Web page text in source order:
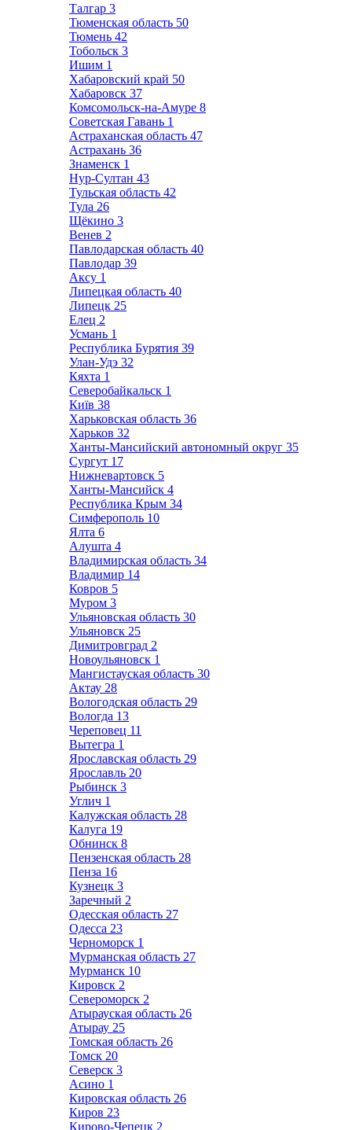
Талгар 3
Тюменская область 50
Тюмень 42
Тобольск 3
Ишим 1
Хабаровский край 50
Хабаровск 37
Комсомольск-на-Амуре 8
Советская Гавань 1
Астраханская область 47
Астрахань 36
Знаменск 1
Нур-Султан 43
Тульская область 42
Тула 26
Щёкино 3
Венев 2
Павлодарская область 40
Павлодар 39
Аксу 1
Липецкая область 40
Липецк 25
Елец 2
Усмань 1
Республика Бурятия 39
Улан-Удэ 32
Кяхта 1
Северобайкальск 1
Київ 38
Харьковская область 36
Харьков 32
Ханты-Мансийский автономный округ 35
Сургут 17
Нижневартовск 5
Ханты-Мансийск 4
Республика Крым 34
Симферополь 10
Ялта 6
Алушта 4
Владимирская область 34
Владимир 14
Ковров 5
Муром 3
Ульяновская область 30
Ульяновск 25
Димитровград 2
Новоульяновск 1
Мангистауская область 30
Актау 28
Вологодская область 29
Вологда 13
Череповец 11
Вытегра 1
Ярославская область 29
Ярославль 20
Рыбинск 3
Углич 1
Калужская область 28
Калуга 19
Обнинск 8
Пензенская область 28
Пенза 16
Кузнецк 3
Заречный 2
Одесская область 27
Одесса 23
Черноморск 1
Мурманская область 27
Мурманск 10
Кировск 2
Североморск 2
Атырауская область 26
Атырау 25
Томская область 26
Томск 20
Северск 3
Асино 1
Кировская область 26
Киров 23
Кирово-Чепецк 2